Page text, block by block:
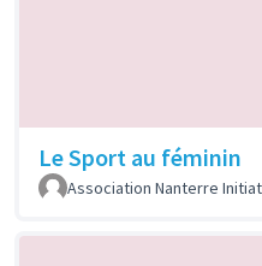
Le Sport au féminin
Association Nanterre